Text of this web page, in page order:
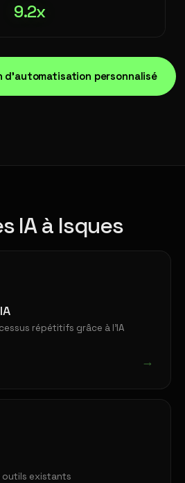
9.2x
d'automatisation personnalisé
IA à Isques
répétitifs grâce à l'IA
→
outils existants